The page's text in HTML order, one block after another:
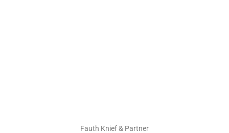
Fauth Knief & Partner